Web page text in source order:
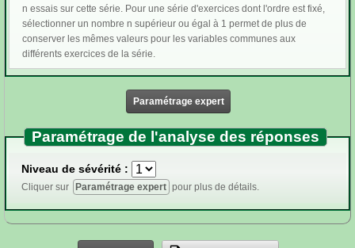
n essais sur cette série. Pour une série d'exercices dont l'ordre est fixé,
sélectionner un nombre n supérieur ou égal à 1 permet de plus de
conserver les mêmes valeurs pour les variables communes aux
différents exercices de la série.
Paramétrage expert
Paramétrage de l'analyse des réponses
Niveau de sévérité :
Cliquer sur Paramétrage expert pour plus de détails.